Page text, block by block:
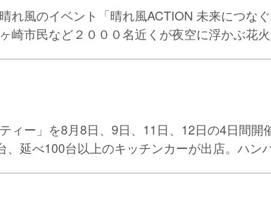
風のイベント「晴れ風ACTION 未来につなぐ
崎市民など２０００名近くが夜空に浮かぶ花
ィー」を8月8日、9日、11日、12日の4日間開
延べ100台以上のキッチンカーが出店。ハン